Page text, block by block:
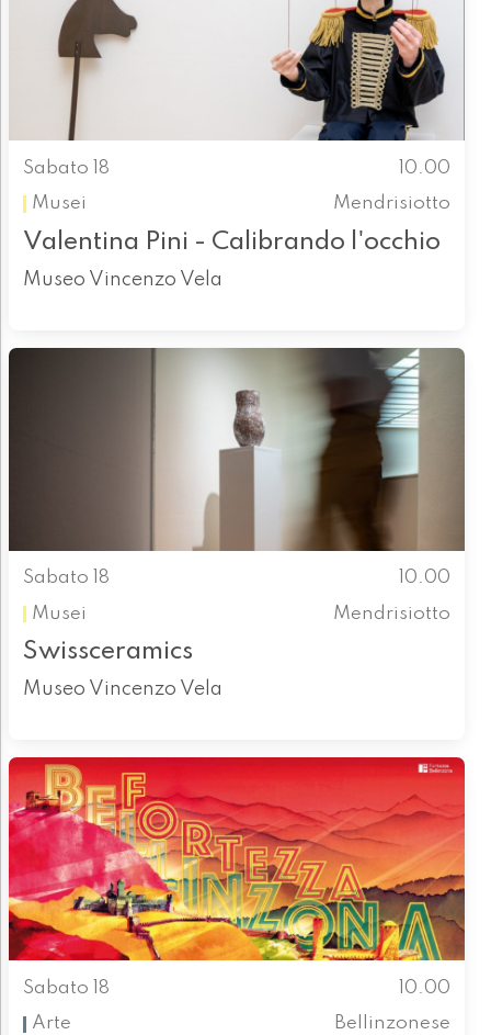
Sabato 18
10.00
Musei
Mendrisiotto
Valentina Pini - Calibrando l'occhio
Museo Vincenzo Vela
Sabato 18
10.00
Musei
Mendrisiotto
Swissceramics
Museo Vincenzo Vela
Sabato 18
10.00
Arte
Bellinzonese